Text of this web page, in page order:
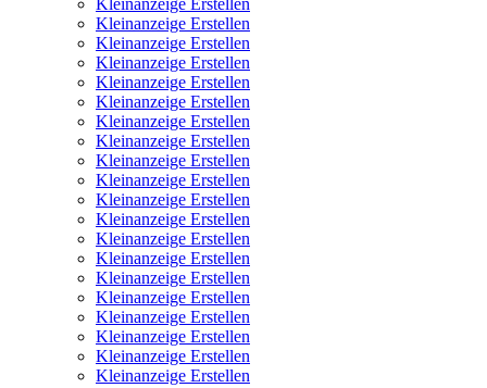
Kleinanzeige Erstellen
Kleinanzeige Erstellen
Kleinanzeige Erstellen
Kleinanzeige Erstellen
Kleinanzeige Erstellen
Kleinanzeige Erstellen
Kleinanzeige Erstellen
Kleinanzeige Erstellen
Kleinanzeige Erstellen
Kleinanzeige Erstellen
Kleinanzeige Erstellen
Kleinanzeige Erstellen
Kleinanzeige Erstellen
Kleinanzeige Erstellen
Kleinanzeige Erstellen
Kleinanzeige Erstellen
Kleinanzeige Erstellen
Kleinanzeige Erstellen
Kleinanzeige Erstellen